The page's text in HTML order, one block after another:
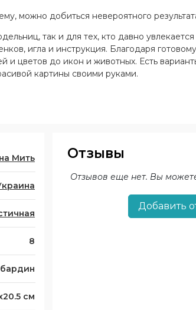
можно добиться невероятного
так и для тех, кто давно
игла и инструкция. Благодаря
и цветов до икон и животных. Есть
картины своими руками.
Мить
8
см
Отзывы
Отзывов еще нет. Вы
Добавить